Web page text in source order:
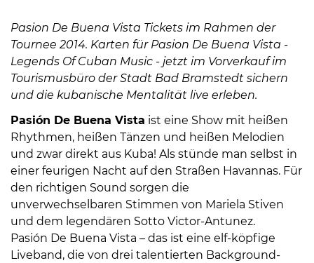
zentrale@badbramstedt.de
Mo,
Di,
Uhr
Do
Pasion De Buena Vista Tickets im Rahmen der
Tournee 2014. Karten für Pasion De Buena Vista -
Legends Of Cuban Music - jetzt im Vorverkauf im
Tourismusbüro der Stadt Bad Bramstedt sichern
und die kubanische Mentalität live erleben.
Pasión De Buena Vista ist eine Show mit heißen
Rhythmen, heißen Tänzen und heißen Melodien
und zwar direkt aus Kuba! Als stünde man selbst in
einer feurigen Nacht auf den Straßen Havannas. Für
den richtigen Sound sorgen die
unverwechselbaren Stimmen von Mariela Stiven
und dem legendären Sotto Victor-Antunez.
Pasión De Buena Vista – das ist eine elf-köpfige
Liveband, die von drei talentierten Background-